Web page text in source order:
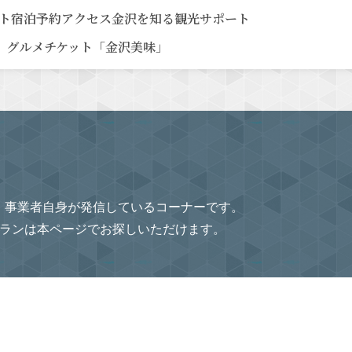
宿泊予約アクセス金沢を知る観光サポート
グルメチケット「金沢美味」
業者自身が発信しているコーナーです。
は本ページでお探しいただけます。